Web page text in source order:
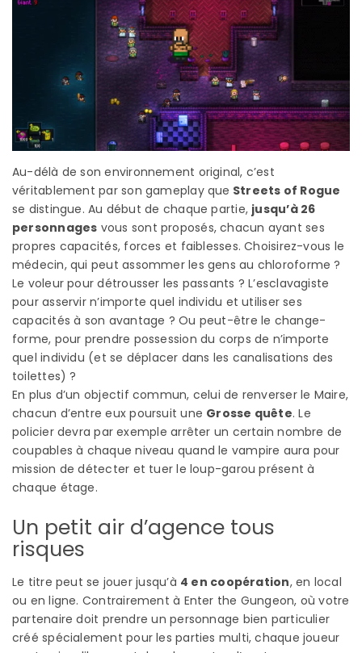
Au-délà de son environnement original, c’est
véritablement par son gameplay que Streets of Rogue
se distingue. Au début de chaque partie, jusqu’à 26
personnages vous sont proposés, chacun ayant ses
propres capacités, forces et faiblesses. Choisirez-vous le
médecin, qui peut assommer les gens au chloroforme ?
Le voleur pour détrousser les passants ? L’esclavagiste
pour asservir n’importe quel individu et utiliser ses
capacités à son avantage ? Ou peut-être le change-
forme, pour prendre possession du corps de n’importe
quel individu (et se déplacer dans les canalisations des
toilettes) ?
En plus d’un objectif commun, celui de renverser le Maire,
chacun d’entre eux poursuit une Grosse quête. Le
policier devra par exemple arrêter un certain nombre de
coupables à chaque niveau quand le vampire aura pour
mission de détecter et tuer le loup-garou présent à
chaque étage.
Un petit air d’agence tous
risques
Le titre peut se jouer jusqu’à 4 en coopération, en local
ou en ligne. Contrairement à Enter the Gungeon, où votre
partenaire doit prendre un personnage bien particulier
créé spécialement pour les parties multi, chaque joueur